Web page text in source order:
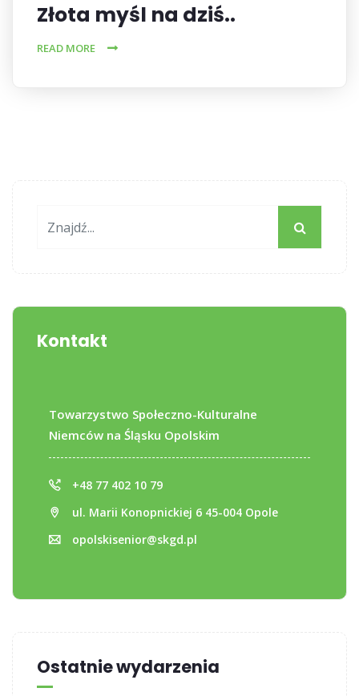
Złota myśl na dziś..
READ MORE
Kontakt
Towarzystwo Społeczno-Kulturalne
Niemców na Śląsku Opolskim
+48 77 402 10 79
ul. Marii Konopnickiej 6 45-004 Opole
opolskisenior@skgd.pl
Ostatnie wydarzenia